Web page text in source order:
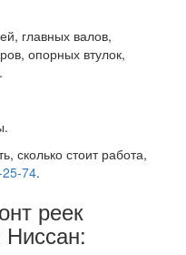
главных валов,
опорных втулок,
сколько стоит работа,
74.
реек